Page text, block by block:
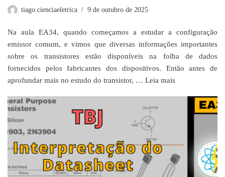
tiago.cienciaeletrica 9 de outubro de 2025
Na aula EA34, quando começamos a estudar a configuração
emissor comum, e vimos que diversas informações importantes
sobre os transistores estão disponíveis na folha de dados
fornecidos pelos fabricantes dos dispositivos. Então antes de
aprofundar mais no estudo do transistor, … Leia mais